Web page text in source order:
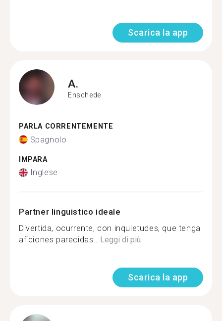
Scarica la app
A.
Enschede
PARLA CORRENTEMENTE
Spagnolo
IMPARA
Inglese
Partner linguistico ideale
Divertida, ocurrente, con inquietudes, que tenga
aficiones parecidas...Leggi di più
Scarica la app